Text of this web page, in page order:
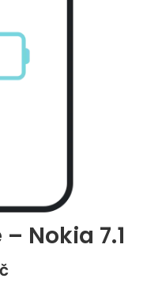
Nokia 7.1